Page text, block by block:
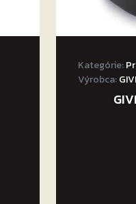
Kategórie:
Výrobca: